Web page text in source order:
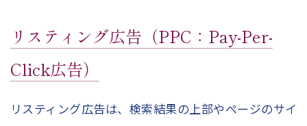
リスティング広告（PPC：Pay-Per-
Click広告）
リスティング広告は、検索結果の上部やページのサイ